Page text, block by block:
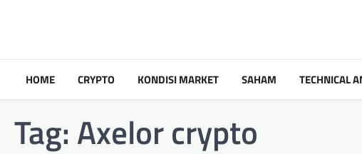
HOME CRYPTO KONDISI MARKET SAHAM TECHNICAL
Tag: Axelor crypto